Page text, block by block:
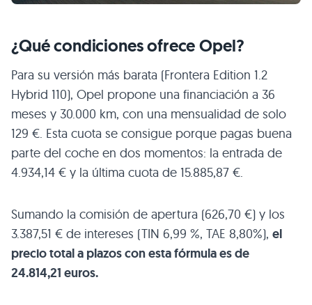
¿Qué condiciones ofrece Opel?
Para su versión más barata (Frontera Edition 1.2
Hybrid 110), Opel propone una financiación a 36
meses y 30.000 km, con una mensualidad de solo
129 €. Esta cuota se consigue porque pagas buena
parte del coche en dos momentos: la entrada de
4.934,14 € y la última cuota de 15.885,87 €.
Sumando la comisión de apertura (626,70 €) y los
3.387,51 € de intereses (TIN 6,99 %, TAE 8,80%), el
precio total a plazos con esta fórmula es de
24.814,21 euros.